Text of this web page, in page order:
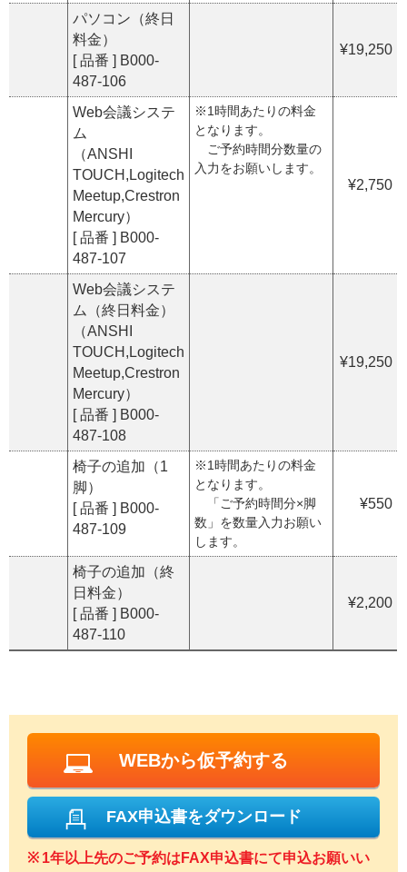
パソコン（終日
料金）
[ 品番 ] B000-
487-106
¥19,250
Web会議システ
ム
（ANSHI
TOUCH,Logitech
Meetup,Crestron
Mercury）
[ 品番 ] B000-
487-107
※1時間あたりの料金
となります。
ご予約時間分数量の
入力をお願いします。
¥2,750
Web会議システ
ム（終日料金）
（ANSHI
TOUCH,Logitech
Meetup,Crestron
Mercury）
[ 品番 ] B000-
487-108
¥19,250
椅子の追加（1
脚）
[ 品番 ] B000-
487-109
※1時間あたりの料金
となります。
「ご予約時間分×脚
数」を数量入力お願い
します。
¥550
椅子の追加（終
日料金）
[ 品番 ] B000-
487-110
¥2,200
WEBから仮予約する
FAX申込書をダウンロード
1年以上先のご予約はFAX申込書にて申込お願いい